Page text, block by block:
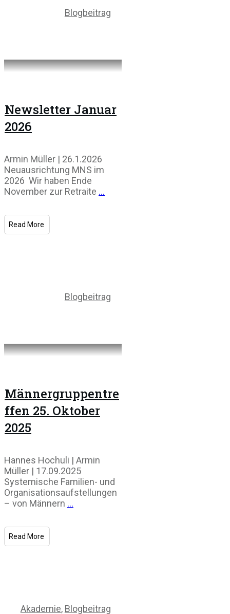
Blogbeitrag
Newsletter Januar
2026
Armin Müller | 26.1.2026
Neuausrichtung MNS im
2026 Wir haben Ende
November zur Retraite ...
Read More
Blogbeitrag
Männergruppentre
ffen 25. Oktober
2025
Hannes Hochuli | Armin
Müller | 17.09.2025
Systemische Familien- und
Organisations­aufstellungen
– von Männern ...
Read More
Akademie, Blogbeitrag